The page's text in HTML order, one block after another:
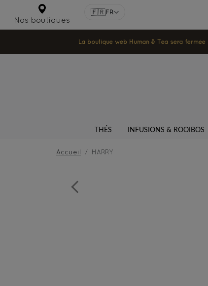
Nos boutiques
🇫🇷FR
La boutique web Human & Tea sera
THÉS INFUSIONS & ROOIBOS
Accueil HARRY
Previous